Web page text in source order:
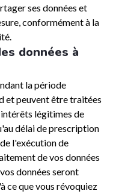
ses données et
conformément à la
données à
la période
et peuvent être traitées
légitimes de
délai de prescription
l'exécution de
de vos données
données seront
ce que vous révoquiez